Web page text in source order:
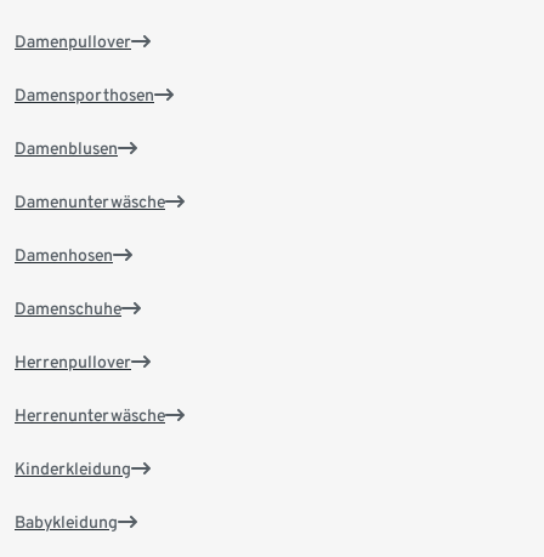
Damenpullover
Damensporthosen
Damenblusen
Damenunterwäsche
Damenhosen
Damenschuhe
Herrenpullover
Herrenunterwäsche
Kinderkleidung
Babykleidung